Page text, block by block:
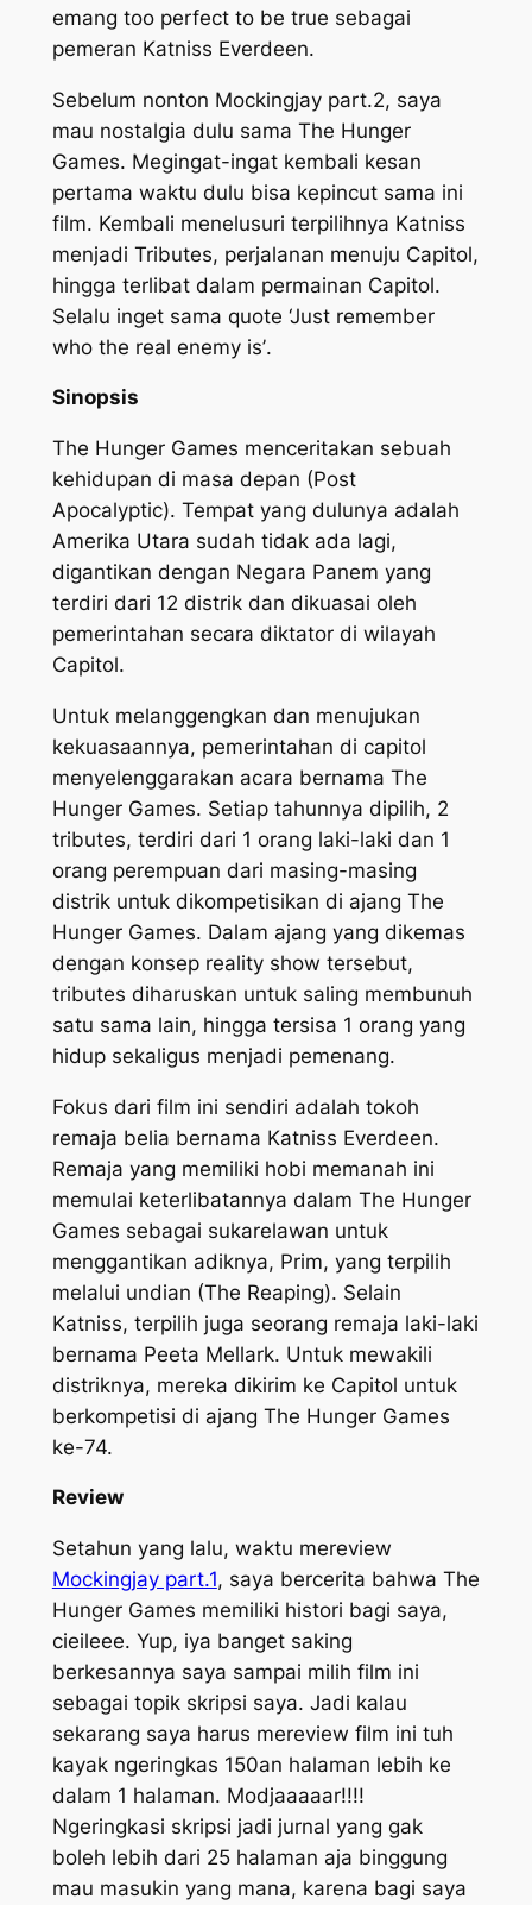
emang too perfect to be true sebagai
pemeran Katniss Everdeen.
Sebelum nonton Mockingjay part.2, saya
mau nostalgia dulu sama The Hunger
Games. Megingat-ingat kembali kesan
pertama waktu dulu bisa kepincut sama ini
film. Kembali menelusuri terpilihnya Katniss
menjadi Tributes, perjalanan menuju Capitol,
hingga terlibat dalam permainan Capitol.
Selalu inget sama quote ‘Just remember
who the real enemy is’.
Sinopsis
The Hunger Games menceritakan sebuah
kehidupan di masa depan (Post
Apocalyptic). Tempat yang dulunya adalah
Amerika Utara sudah tidak ada lagi,
digantikan dengan Negara Panem yang
terdiri dari 12 distrik dan dikuasai oleh
pemerintahan secara diktator di wilayah
Capitol.
Untuk melanggengkan dan menujukan
kekuasaannya, pemerintahan di capitol
menyelenggarakan acara bernama The
Hunger Games. Setiap tahunnya dipilih, 2
tributes, terdiri dari 1 orang laki-laki dan 1
orang perempuan dari masing-masing
distrik untuk dikompetisikan di ajang The
Hunger Games. Dalam ajang yang dikemas
dengan konsep reality show tersebut,
tributes diharuskan untuk saling membunuh
satu sama lain, hingga tersisa 1 orang yang
hidup sekaligus menjadi pemenang.
Fokus dari film ini sendiri adalah tokoh
remaja belia bernama Katniss Everdeen.
Remaja yang memiliki hobi memanah ini
memulai keterlibatannya dalam The Hunger
Games sebagai sukarelawan untuk
menggantikan adiknya, Prim, yang terpilih
melalui undian (The Reaping). Selain
Katniss, terpilih juga seorang remaja laki-laki
bernama Peeta Mellark. Untuk mewakili
distriknya, mereka dikirim ke Capitol untuk
berkompetisi di ajang The Hunger Games
ke-74.
Review
Setahun yang lalu, waktu mereview
Mockingjay part.1, saya bercerita bahwa The
Hunger Games memiliki histori bagi saya,
cieileee. Yup, iya banget saking
berkesannya saya sampai milih film ini
sebagai topik skripsi saya. Jadi kalau
sekarang saya harus mereview film ini tuh
kayak ngeringkas 150an halaman lebih ke
dalam 1 halaman. Modjaaaaar!!!!
Ngeringkasi skripsi jadi jurnal yang gak
boleh lebih dari 25 halaman aja binggung
mau masukin yang mana, karena bagi saya